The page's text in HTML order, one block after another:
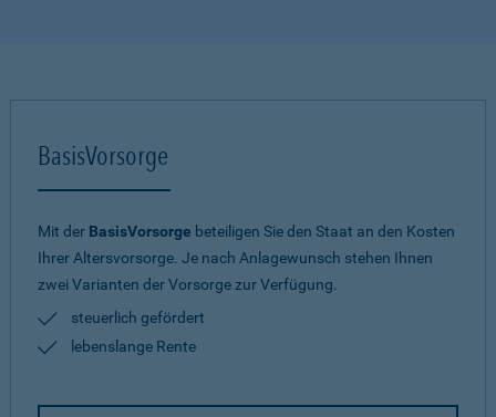
BasisVorsorge
Mit der BasisVorsorge beteiligen Sie den Staat an den Kosten
Ihrer Altersvorsorge. Je nach Anlagewunsch stehen Ihnen
zwei Varianten der Vorsorge zur Verfügung.
steuerlich gefördert
lebenslange Rente